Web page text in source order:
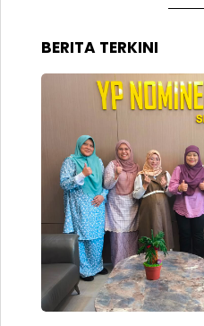
BERITA TERKINI